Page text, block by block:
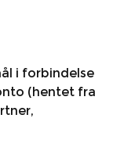
i forbindelse
(hentet fra